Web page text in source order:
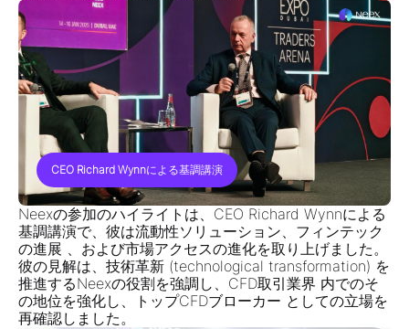
CEO Richard Wynnによる基調講演
Neexの参加のハイライトは、 CEO Richard Wynnによる
基調講演で、彼は流動性ソリューション、フィンテック
の進展 、および市場アクセスの進化を取り上げました。
彼の見解は、技術革新 (technological transformation) を
推進するNeexの役割を強調し、 CFD取引業界 内でのそ
の地位を強化し、トップCFDブローカー としての立場を
再確認しました。